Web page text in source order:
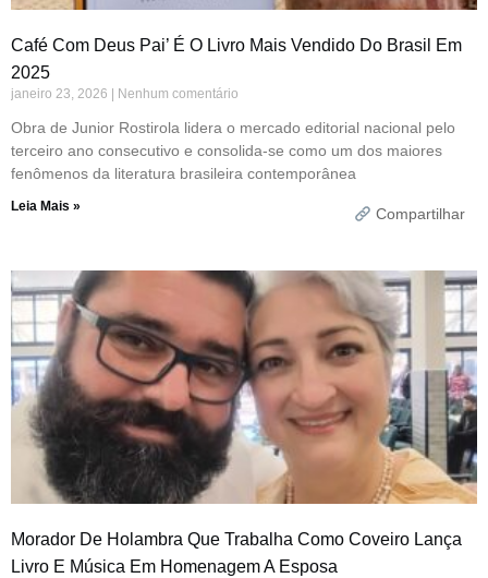
Café Com Deus Pai’ É O Livro Mais Vendido Do Brasil Em
2025
janeiro 23, 2026 Nenhum comentário
Obra de Junior Rostirola lidera o mercado editorial nacional pelo
terceiro ano consecutivo e consolida-se como um dos maiores
fenômenos da literatura brasileira contemporânea
Leia Mais » Compartilhar
Morador De Holambra Que Trabalha Como Coveiro Lança
Livro E Música Em Homenagem A Esposa